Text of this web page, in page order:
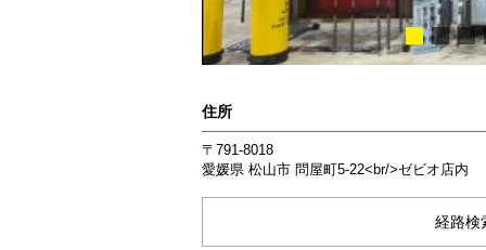
住所
〒791-8018
愛媛県 松山市 問屋町5-22<br/>ゼビオ店内
経路検